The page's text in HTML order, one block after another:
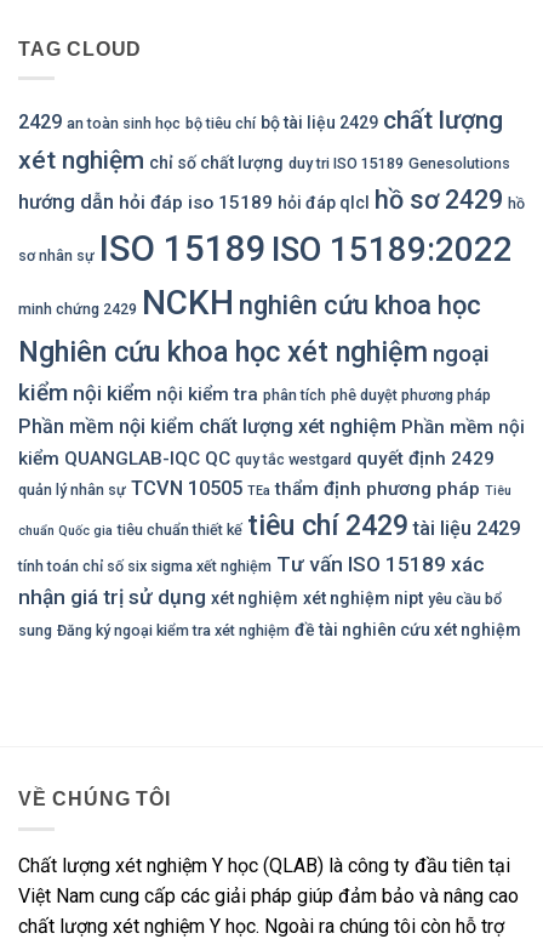
TAG CLOUD
2429 an toàn sinh học bộ tiêu chí bộ tài liệu 2429 chất lượng
xét nghiệm chỉ số chất lượng duy tri ISO 15189 Genesolutions
hướng dẫn hỏi đáp iso 15189 hỏi đáp qlcl hồ sơ 2429 hồ
sơ nhân sự ISO 15189 ISO 15189:2022
minh chứng 2429 NCKH nghiên cứu khoa học
Nghiên cứu khoa học xét nghiệm ngoại
kiểm nội kiểm nội kiểm tra phân tích phê duyệt phương pháp
Phần mềm nội kiểm chất lượng xét nghiệm Phần mềm nội
kiểm QUANGLAB-IQC QC quy tắc westgard quyết định 2429
quản lý nhân sự TCVN 10505 TEa thẩm định phương pháp Tiêu
chuẩn Quốc gia tiêu chuẩn thiết kế tiêu chí 2429 tài liệu 2429
tính toán chỉ số six sigma xết nghiệm Tư vấn ISO 15189 xác
nhận giá trị sử dụng xét nghiệm xét nghiệm nipt yêu cầu bổ
sung Đăng ký ngoại kiểm tra xét nghiệm đề tài nghiên cứu xét nghiệm
VỀ CHÚNG TÔI
Chất lượng xét nghiệm Y học (QLAB) là công ty đầu tiên tại
Việt Nam cung cấp các giải pháp giúp đảm bảo và nâng cao
chất lượng xét nghiệm Y học. Ngoài ra chúng tôi còn hỗ trợ